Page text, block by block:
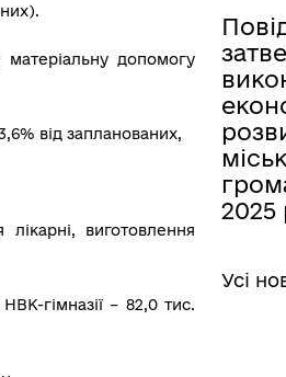
допомогу
від запланованих,
виготовлення
гімназії – 82,0 тис.
2025
Усі